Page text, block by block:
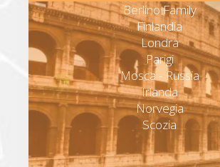
Berlino Family
Finlandia
Londra
Parigi
Mosca - Russia
Irlanda
Norvegia
Scozia